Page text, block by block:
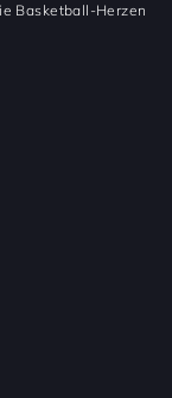
Basketball-Herzen